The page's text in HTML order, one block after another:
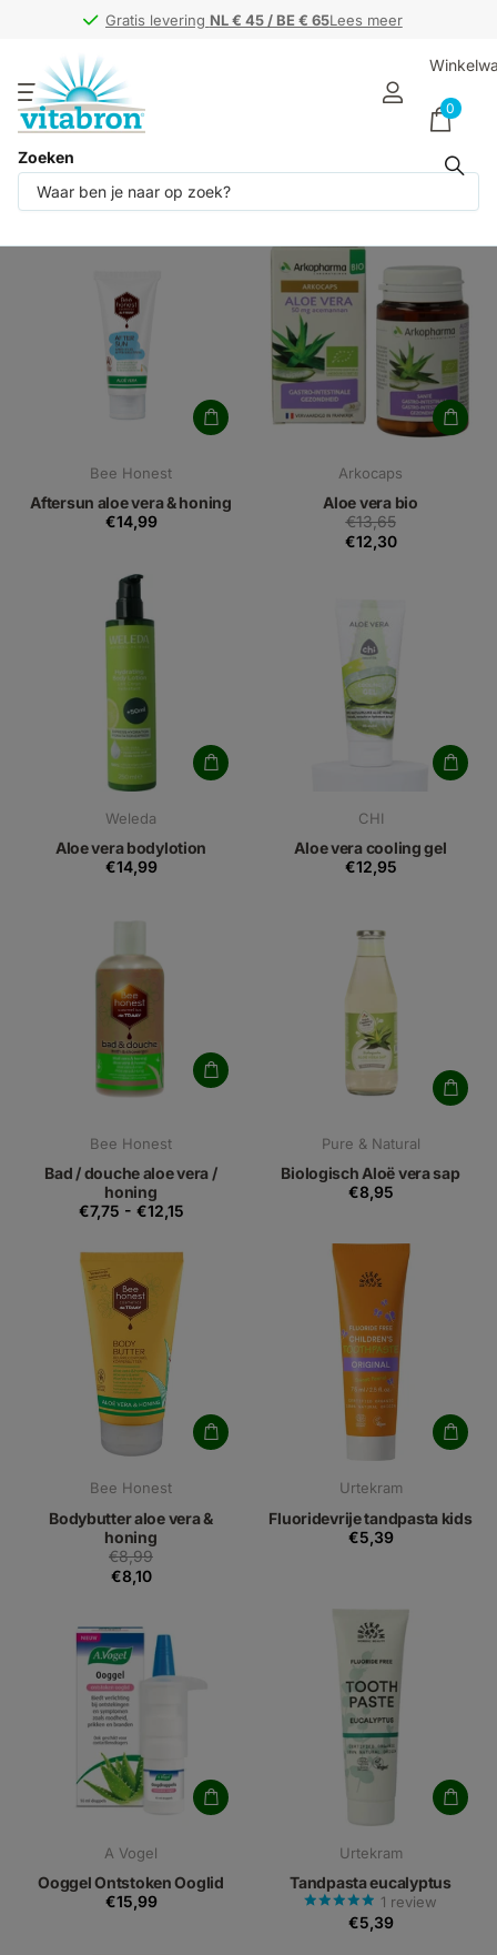
Gratis levering NL € 45 / BE € 65Lees meer
Gratis levering NL € 45 / BE € 65
Zoeken
0
Producten (14)
Bee Honest
Aftersun aloe vera & honing
€14,99
Arkocaps
Aloe vera bio
€13,65
€12,30
Weleda
Aloe vera bodylotion
€14,99
CHI
Aloe vera cooling gel
€12,95
Bee Honest
Bad / douche aloe vera /
honing
€7,75 - €12,15
Pure & Natural
Biologisch Aloë vera sap
€8,95
Bee Honest
Bodybutter aloe vera &
honing
€8,99
€8,10
Urtekram
Fluoridevrije tandpasta kids
€5,39
A Vogel
Ooggel Ontstoken Ooglid
€15,99
Urtekram
Tandpasta eucalyptus
1 review
€5,39